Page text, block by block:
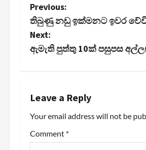
P
o
s
n
a
v
Previous:
තිබුණු නඩු ඉක්මනට ඉවර
Next:
ඇමැති පුත්තු 10ක් පසුපස
Leave a Reply
Your email address will not be
Comment *